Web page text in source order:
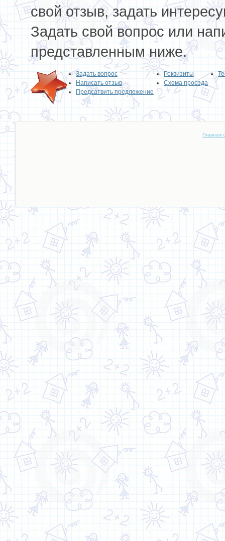
свой отзыв, задать
Задать свой вопрос или
представленным ниже.
Задать вопрос
Написать отзыв
Предсатвить предложение
Реквизиты
Схема проезда
Главная